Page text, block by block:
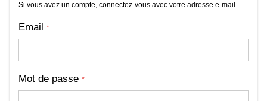
Si vous avez un compte, connectez-vous avec votre adresse e-mail.
Email
Mot de passe